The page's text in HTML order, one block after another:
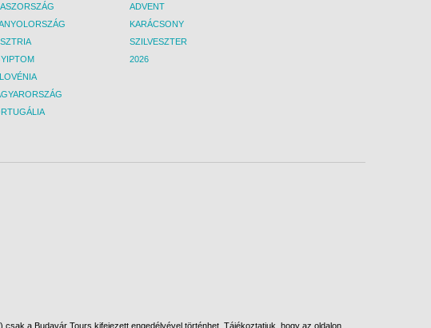
ADVENT
KARÁCSONY
SZILVESZTER
2026
a Budavár Tours kifejezett engedélyével történhet. Tájékoztatjuk, hogy az oldalon